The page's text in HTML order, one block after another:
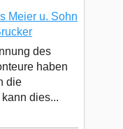
Meier u. Sohn
des
haben
die
dies...